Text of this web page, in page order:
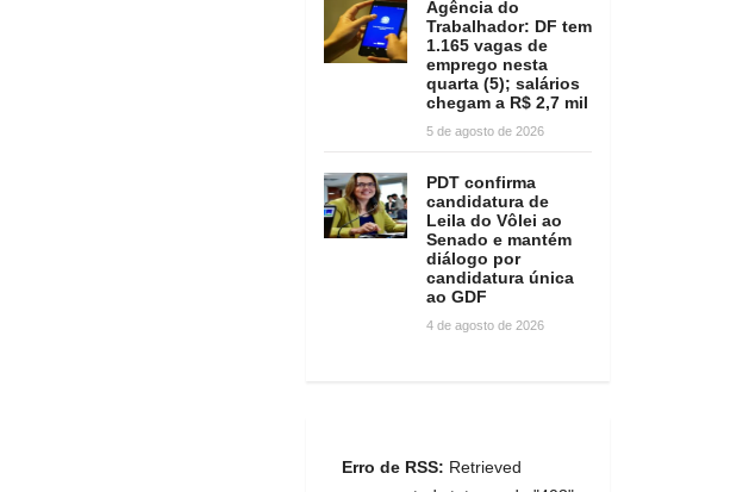
Agência do
Trabalhador: DF tem
1.165 vagas de
emprego nesta
quarta (5); salários
chegam a R$ 2,7 mil
5 de agosto de 2026
PDT confirma
candidatura de
Leila do Vôlei ao
Senado e mantém
diálogo por
candidatura única
ao GDF
4 de agosto de 2026
Erro de RSS: Retrieved